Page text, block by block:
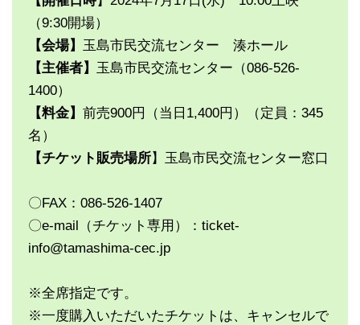
（9:30開場）
【会場】 玉島市民交流センター 湊ホール
【主催者】 玉島市民交流センター（086-526-
1400）
【料金】 前売900円（当日1,400円）（定員：345
名）
【チケット販売場所】玉島市民交流センター窓口
〇FAX：086-526-1407
〇e-mail（チケット専用）：ticket-
info@tamashima-cec.jp
※全席指定です。
※一度購入いただいたチケットは、キャンセルで